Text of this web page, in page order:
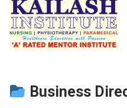
Business